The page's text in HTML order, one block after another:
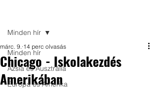
Minden hír
Ázsia és Ausztrália
Európa és Amerika
Minden hír
Chicago - Iskolakezdés
Amerikában
márc. 9. 14 perc olvasás